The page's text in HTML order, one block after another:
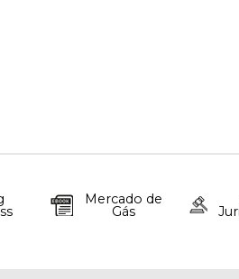
Mercado de
Gás